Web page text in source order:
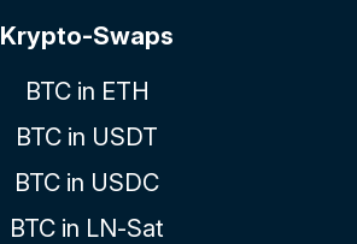
Krypto-Swaps
BTC in ETH
BTC in USDT
BTC in USDC
BTC in LN-Sat